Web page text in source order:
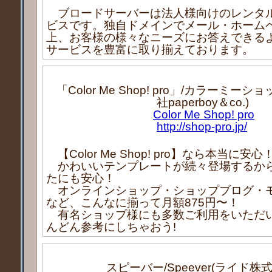
ブロードサーバーは法人様向けのレンタ
ビスです。独自ドメインでメール・ホーム
上、お客様の様々なニーズにお答えできる
サービスを豊富に取り揃えております。
「Color Me Shop! pro」/カラーミーショ
社paperboy＆co.)
Color Me Shop! pro
http://shop-pro.jp/
【Color Me Shop! pro】なら本当に安心
かわいいテンプレートが続々登場するか
たにも安心！
オンラインショップ・ショップブログ・
など、こんなに揃って月額875円〜！
有名ショップ様にも多数ご利用をいただ
んどん参考にしちゃおう!
スピーバー/Speever(ライド株